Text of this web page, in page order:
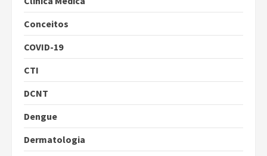
Conceitos
COVID-19
CTI
DCNT
Dengue
Dermatologia